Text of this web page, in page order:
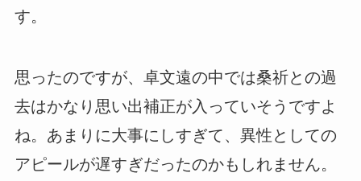
す。
思ったのですが、卓文遠の中では桑祈との過
去はかなり思い出補正が入っていそうですよ
ね。あまりに大事にしすぎて、異性としての
アピールが遅すぎだったのかもしれません。